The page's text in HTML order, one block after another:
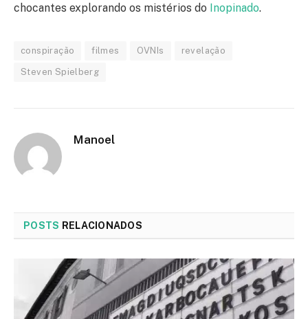
chocantes explorando os mistérios do Inopinado.
conspiração filmes OVNIs revelação
Steven Spielberg
Manoel
POSTS RELACIONADOS